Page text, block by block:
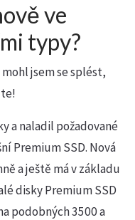
ve
typy?
jsem se splést,
a naladil požadované
Premium SSD. Nová
a ještě má v základu
disky Premium SSD
podobných 3500 a